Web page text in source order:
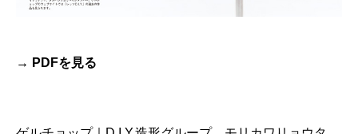
→ PDFを見る